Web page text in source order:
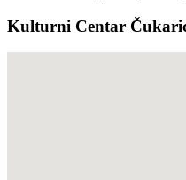
Kulturni Centar